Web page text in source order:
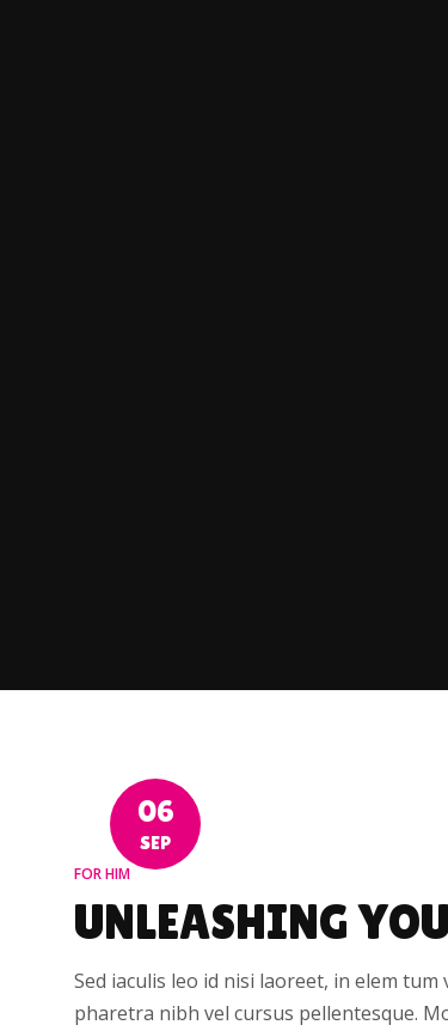
06
SEP
FOR HIM
UNLEASHING
Sed iaculis leo id nisi laoreet, in elem
pharetra nibh vel cursus pellentesque.